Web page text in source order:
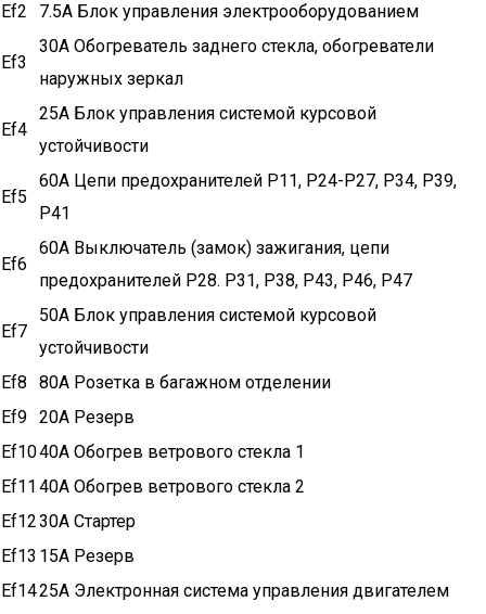
Ef2
7.5A Блок управления электрооборудованием
Ef3
30A Обогреватель заднего стекла, обогреватели
наружных зеркал
Ef4
25A Блок управления системой курсовой
устойчивости
Ef5
60A Цепи предохранителей Р11, Р24-Р27, Р34, Р39,
Р41
Ef6
60A Выключатель (замок) зажигания, цепи
предохранителей Р28. Р31, Р38, Р43, Р46, Р47
Ef7
50A Блок управления системой курсовой
устойчивости
Ef8
80A Розетка в багажном отделении
Ef9 20A Резерв
Ef1040A Обогрев ветрового стекла 1
Ef11 40A Обогрев ветрового стекла 2
Ef1230A Стартер
Ef13 15A Резерв
Ef1425A Электронная система управления двигателем